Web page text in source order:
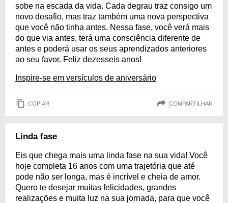
sobe na escada da vida. Cada degrau traz consigo um
novo desafio, mas traz também uma nova perspectiva
que você não tinha antes. Nessa fase, você verá mais
do que via antes, terá uma consciência diferente de
antes e poderá usar os seus aprendizados anteriores
ao seu favor. Feliz dezesseis anos!
Inspire-se em versículos de aniversário
COPIAR COMPARTILHAR
Linda fase
Eis que chega mais uma linda fase na sua vida! Você
hoje completa 16 anos com uma trajetória que até
pode não ser longa, mas é incrível e cheia de amor.
Quero te desejar muitas felicidades, grandes
realizações e muita luz na sua jornada, para que você